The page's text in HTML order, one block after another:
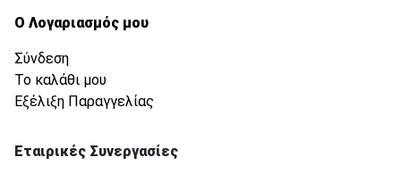
Ο Λογαριασμός μου
Σύνδεση
Το καλάθι μου
Εξέλιξη Παραγγελίας
Εταιρικές Συνεργασίες